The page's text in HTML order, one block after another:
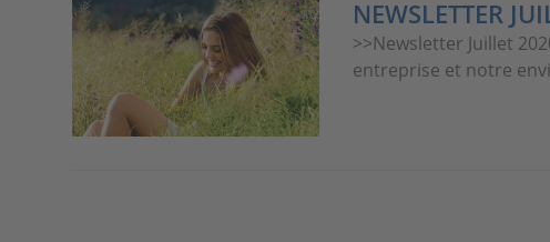
NEWSLETTER
>>Newsletter Juillet
entreprise et notre